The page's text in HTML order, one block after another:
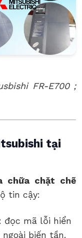
FR-E700 ;
tại
chữa chặt chẽ
tin cậy:
: đọc mã lỗi hiển
biến tần.